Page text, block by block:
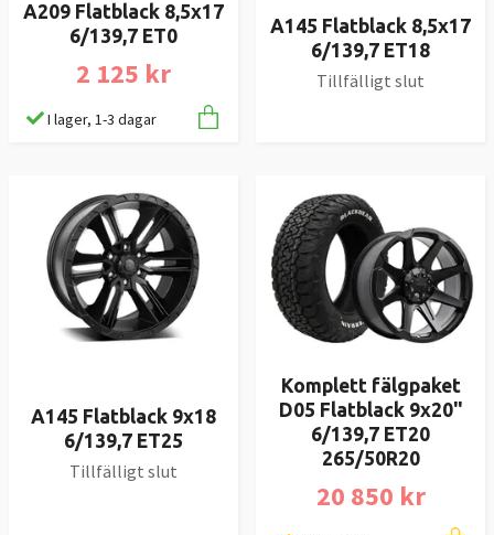
A209 Flatblack 8,5x17
6/139,7 ET0
2 125 kr
I lager, 1-3 dagar
A145 Flatblack 8,5x17
6/139,7 ET18
Tillfälligt slut
A145 Flatblack 9x18
6/139,7 ET25
Tillfälligt slut
Komplett fälgpaket
D05 Flatblack 9x20"
6/139,7 ET20
265/50R20
20 850 kr